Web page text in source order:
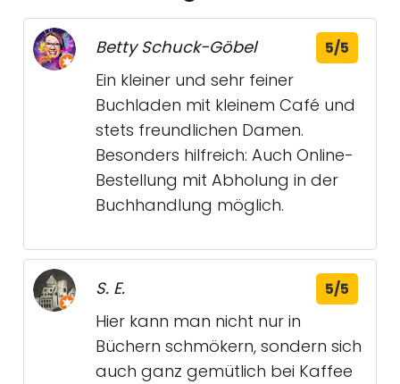
Betty Schuck-Göbel 5/5
Ein kleiner und sehr feiner
Buchladen mit kleinem Café und
stets freundlichen Damen.
Besonders hilfreich: Auch Online-
Bestellung mit Abholung in der
Buchhandlung möglich.
S. E. 5/5
Hier kann man nicht nur in
Büchern schmökern, sondern sich
auch ganz gemütlich bei Kaffee